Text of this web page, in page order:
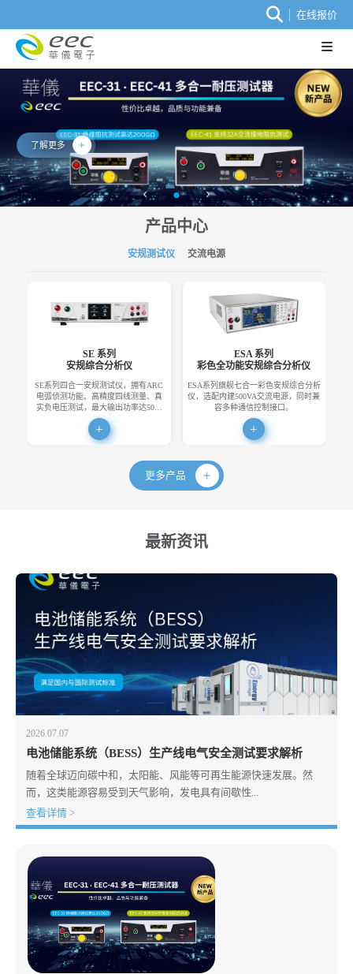
在线报价
了解更多
产品中心
安规测试仪 交流电源
SE 系列
安规综合分析仪
SE系列四合一安规测试仪，拥有ARC
电弧侦测功能、高精度四线测量、真
实负电压测试，最大输出功率达50…
ESA 系列
彩色全功能安规综合分析仪
ESA系列旗舰七合一彩色安规综合分析
仪，选配内建500VA交流电源，同时兼
容多种通信控制接口。
更多产品
最新资讯
2026.07.07
电池储能系统（BESS）生产线电气安全测试要求解析
随着全球迈向碳中和，太阳能、风能等可再生能源快速发展。然
而，这类能源容易受到天气影响，发电具有间歇性...
查看详情 >